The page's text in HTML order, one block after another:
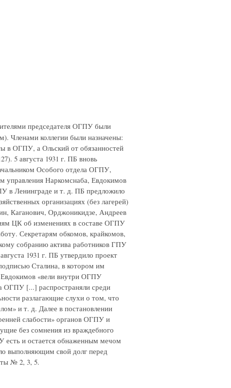
председателя ОГПУ были
Членами коллегии были назначены:
в ОГПУ, а Ольский от обязанностей
5 августа 1931 г. ПБ вновь
Особого отдела ОГПУ,
управления Наркомснаба, Евдокимов
в Ленинграде и т. д. ПБ предложило
организациях (без лагерей)
Каганович, Орджоникидзе, Андреев
ЦК об изменениях в составе ОГПУ
Секретарям обкомов, крайкомов,
собранию актива работников ГПУ
1931 г. ПБ утвердило проект
Сталина, в котором им
Евдокимов «вели внутри ОГПУ
ОГПУ [...] распространяли среди
разлагающие слухи о том, что
и т. д. Далее в постановлении
слабости» органов ОГПУ и
без сомнения из враждебного
есть и остается обнаженным мечом
выполняющим свой долг перед
№ 2, 3, 5.